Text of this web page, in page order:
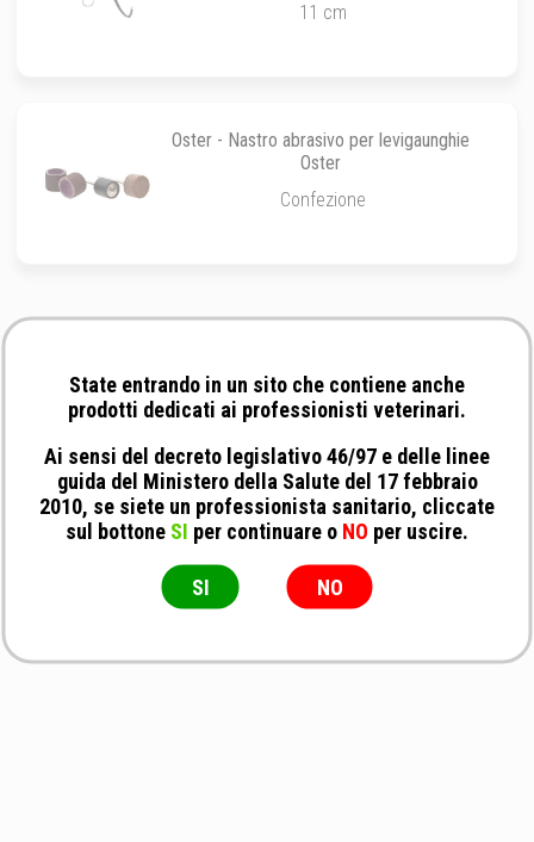
11 cm
Oster - Nastro abrasivo per levigaunghie
Oster
Confezione
State entrando in un sito che contiene anche
prodotti dedicati ai professionisti veterinari.
Ai sensi del decreto legislativo 46/97 e delle linee
guida del Ministero della Salute del 17 febbraio
2010, se siete un professionista sanitario, cliccate
sul bottone SI per continuare o NO per uscire.
SI NO